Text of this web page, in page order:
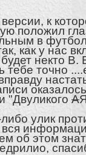
к
положил
в
как у нас
некто
тебе точно
"Двуликого А
улик
вся
об этом